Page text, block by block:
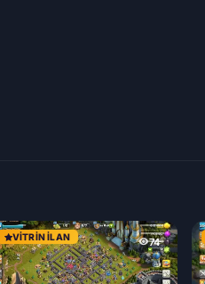
74
VITRIN İLAN